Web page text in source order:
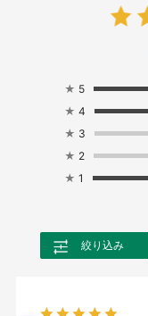
★ 5
★ 4
★ 3
★ 2
★ 1
絞り込み